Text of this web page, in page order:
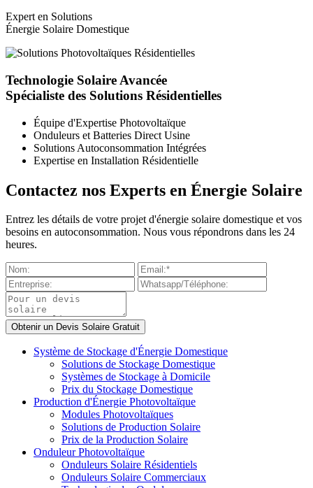
Expert en Solutions
Énergie Solaire Domestique
Technologie Solaire Avancée
Spécialiste des Solutions Résidentielles
Équipe d'Expertise Photovoltaïque
Onduleurs et Batteries Direct Usine
Solutions Autoconsommation Intégrées
Expertise en Installation Résidentielle
Contactez nos Experts en Énergie Solaire
Entrez les détails de votre projet d'énergie solaire domestique et vos
besoins en autoconsommation. Nous vous répondrons dans les 24
heures.
Système de Stockage d'Énergie Domestique
Solutions de Stockage Domestique
Systèmes de Stockage à Domicile
Prix du Stockage Domestique
Production d'Énergie Photovoltaïque
Modules Photovoltaïques
Solutions de Production Solaire
Prix de la Production Solaire
Onduleur Photovoltaïque
Onduleurs Solaire Résidentiels
Onduleurs Solaire Commerciaux